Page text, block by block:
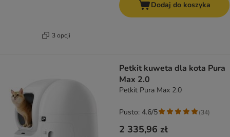
3 opcji
Dodaj do koszyka
Petkit kuweta dla kota Pura
Max 2.0
Petkit Pura Max 2.0
2 335,96 zł
Pusto: 4.6/5 (34)